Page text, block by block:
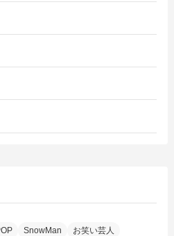
SnowMan
お笑い芸人